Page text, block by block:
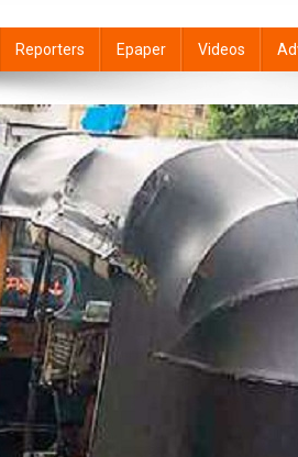
Reporters Epaper Videos